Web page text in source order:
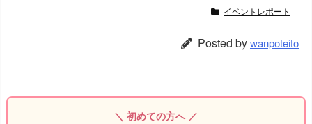
イベントレポート
Posted bywanpoteito
＼ 初めての方へ ／